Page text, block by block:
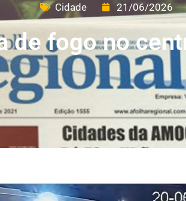
Cidade 21/06/2026
de fogo no